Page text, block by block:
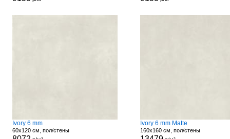
Ivory 6 mm
60x120 см, пол/стены
Ivory 6 mm Matte
160x160 см, пол/стены